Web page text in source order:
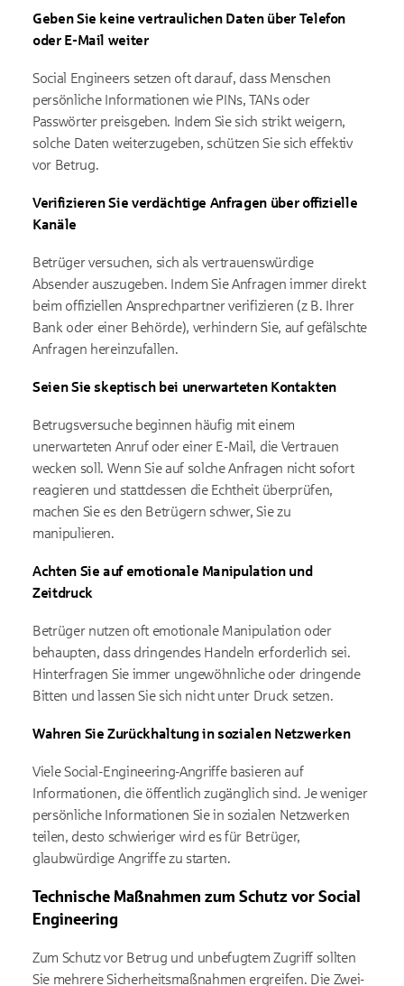
Geben Sie keine vertraulichen Daten über Telefon
oder E-Mail weiter
Social Engineers setzen oft darauf, dass Menschen
persönliche Informationen wie PINs, TANs oder
Passwörter preisgeben. Indem Sie sich strikt weigern,
solche Daten weiterzugeben, schützen Sie sich effektiv
vor Betrug.
Verifizieren Sie verdächtige Anfragen über offizielle
Kanäle
Betrüger versuchen, sich als vertrauenswürdige
Absender auszugeben. Indem Sie Anfragen immer direkt
beim offiziellen Ansprechpartner verifizieren (z B. Ihrer
Bank oder einer Behörde), verhindern Sie, auf gefälschte
Anfragen hereinzufallen.
Seien Sie skeptisch bei unerwarteten Kontakten
Betrugsversuche beginnen häufig mit einem
unerwarteten Anruf oder einer E-Mail, die Vertrauen
wecken soll. Wenn Sie auf solche Anfragen nicht sofort
reagieren und stattdessen die Echtheit überprüfen,
machen Sie es den Betrügern schwer, Sie zu
manipulieren.
Achten Sie auf emotionale Manipulation und
Zeitdruck
Betrüger nutzen oft emotionale Manipulation oder
behaupten, dass dringendes Handeln erforderlich sei.
Hinterfragen Sie immer ungewöhnliche oder dringende
Bitten und lassen Sie sich nicht unter Druck setzen.
Wahren Sie Zurückhaltung in sozialen Netzwerken
Viele Social-Engineering-Angriffe basieren auf
Informationen, die öffentlich zugänglich sind. Je weniger
persönliche Informationen Sie in sozialen Netzwerken
teilen, desto schwieriger wird es für Betrüger,
glaubwürdige Angriffe zu starten.
Technische Maßnahmen zum Schutz vor Social
Engineering
Zum Schutz vor Betrug und unbefugtem Zugriff sollten
Sie mehrere Sicherheitsmaßnahmen ergreifen. Die Zwei-